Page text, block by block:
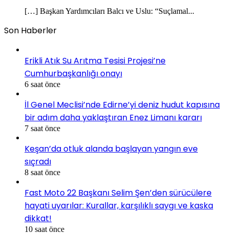
[…] Başkan Yardımcıları Balcı ve Uslu: “Suçlamal...
Son Haberler
Erikli Atık Su Arıtma Tesisi Projesi’ne
Cumhurbaşkanlığı onayı
6 saat önce
İl Genel Meclisi’nde Edirne’yi deniz hudut kapısına
bir adım daha yaklaştıran Enez Limanı kararı
7 saat önce
Keşan’da otluk alanda başlayan yangın eve
sıçradı
8 saat önce
Fast Moto 22 Başkanı Selim Şen’den sürücülere
hayati uyarılar: Kurallar, karşılıklı saygı ve kaska
dikkat!
10 saat önce